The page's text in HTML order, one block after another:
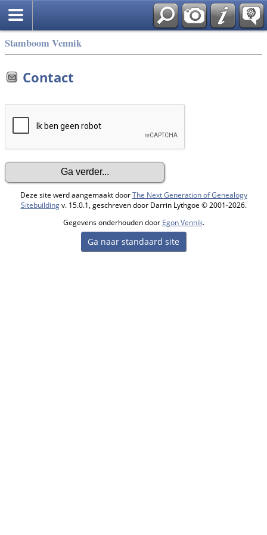
Stamboom Vennik
Contact
Deze site werd aangemaakt doorThe Next Generation of Genealogy
Sitebuildingv. 15.0.1, geschreven door Darrin Lythgoe © 2001-2026.
Gegevens onderhouden door Egon Vennik.
Ga naar standaard site